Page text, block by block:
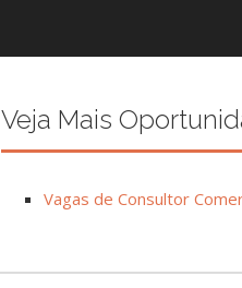
Veja Mais
Vagas de Consultor